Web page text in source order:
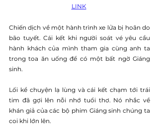
LINK
Chiến dịch về một hành trình xe lửa bị hoãn do
bão tuyết. Cái kết khi người soát vé yêu cầu
hành khách của mình tham gia cùng anh ta
trong toa ăn uống để có một bất ngờ Giáng
sinh.
Lối kể chuyện lạ lùng và cái kết chạm tới trái
tim đã gợi lên nỗi nhớ tuổi thơ. Nó nhắc về
khán giả của các bộ phim Giáng sinh chúng ta
coi khi lớn lên.